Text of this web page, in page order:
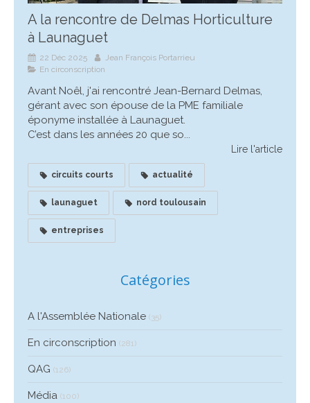
A la rencontre de Delmas Horticulture
à Launaguet
22 Déc 2025
Jean François Portarrieu
En circonscription
Avant Noêl, j'ai rencontré Jean-Bernard Delmas,
gérant avec son épouse de la PME familiale
éponyme installée à Launaguet.
C’est dans les années 20 que so...
Lire l'article
circuits courts actualité
launaguet nord toulousain
entreprises
Catégories
A l'Assemblée Nationale (35)
En circonscription (281)
QAG (126)
Média (100)